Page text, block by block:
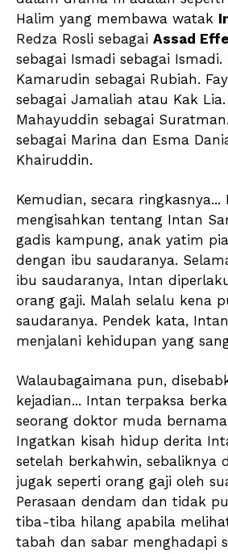
Halim yang membawa watak
Redza Rosli sebagai Assad
sebagai Ismadi sebagai Ismadi.
Kamarudin sebagai Rubiah.
sebagai Jamaliah atau Kak
Mahayuddin sebagai
sebagai Marina dan Esma
Khairuddin.
Kemudian, secara ringkasnya...
mengisahkan tentang Intan
gadis kampung, anak yatim
dengan ibu saudaranya.
ibu saudaranya, Intan
orang gaji. Malah selalu kena
saudaranya. Pendek kata,
menjalani kehidupan yang
Walaubagaimana pun,
kejadian... Intan terpaksa
seorang doktor muda
Ingatkan kisah hidup derita
setelah berkahwin, sebaliknya
jugak seperti orang gaji oleh
Perasaan dendam dan tidak
tiba-tiba hilang apabila
tabah dan sabar menghadapi